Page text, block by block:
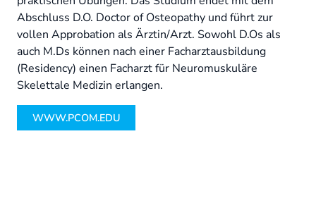
Abschluss D.O. Doctor of Osteopathy und führt zur
vollen Approbation als Ärztin/Arzt. Sowohl D.Os als
auch M.Ds können nach einer Facharztausbildung
(Residency) einen Facharzt für Neuromuskuläre
Skelettale Medizin erlangen.
WWW.PCOM.EDU